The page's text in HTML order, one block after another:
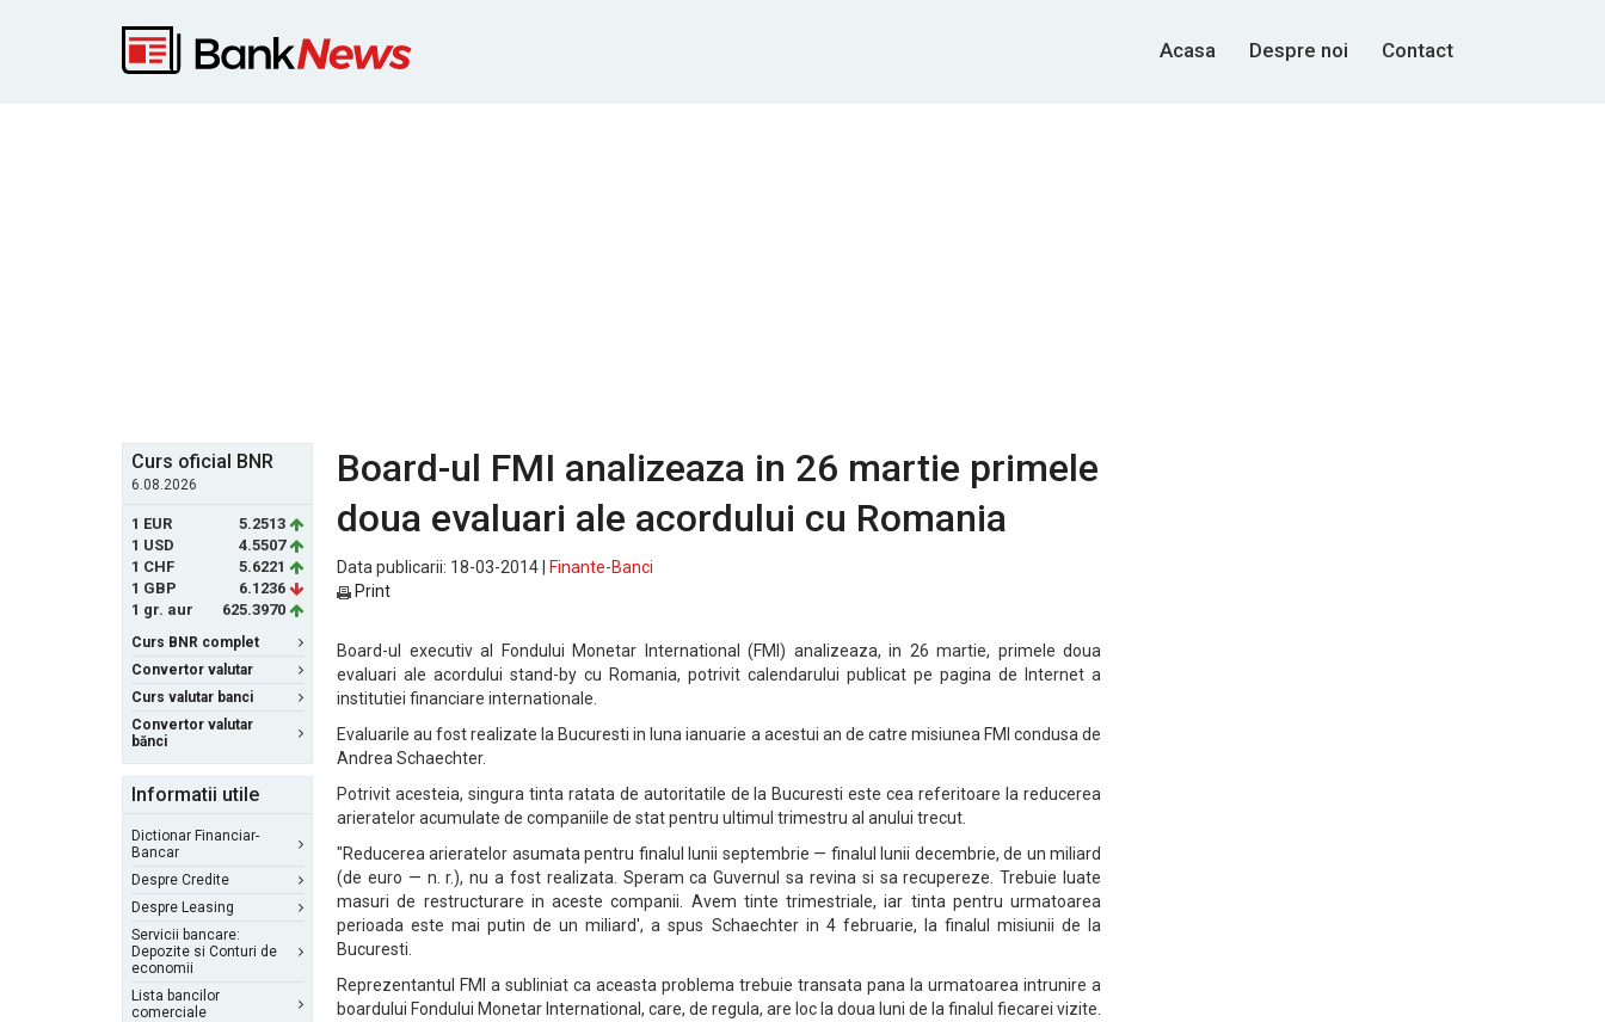
Acasa Despre noi Contact
Curs oficial BNR
6.08.2026
1 EUR
5.2513
1 USD
4.5507
1 CHF
5.6221
1 GBP
6.1236
1 gr. aur
625.3970
Curs BNR complet
Convertor valutar
Curs valutar banci
Convertor valutar
bănci
Informatii utile
Dictionar Financiar-
Bancar
Despre Credite
Despre Leasing
Servicii bancare:
Depozite si Conturi de
economii
Lista bancilor
comerciale
Board-ul FMI analizeaza in 26 martie primele
doua evaluari ale acordului cu Romania
Data publicarii: 18-03-2014 |
Finante-Banci
Print
Board-ul executiv al Fondului Monetar International (FMI) analizeaza, in 26 martie, primele doua
evaluari ale acordului stand-by cu Romania, potrivit calendarului publicat pe pagina de Internet a
institutiei financiare internationale.
Evaluarile au fost realizate la Bucuresti in luna ianuarie a acestui an de catre misiunea FMI condusa de
Andrea Schaechter.
Potrivit acesteia, singura tinta ratata de autoritatile de la Bucuresti este cea referitoare la reducerea
arieratelor acumulate de companiile de stat pentru ultimul trimestru al anului trecut.
"Reducerea arieratelor asumata pentru finalul lunii septembrie — finalul lunii decembrie, de un miliard
(de euro — n. r.), nu a fost realizata. Speram ca Guvernul sa revina si sa recupereze. Trebuie luate
masuri de restructurare in aceste companii. Avem tinte trimestriale, iar tinta pentru urmatoarea
perioada este mai putin de un miliard', a spus Schaechter in 4 februarie, la finalul misiunii de la
Bucuresti.
Reprezentantul FMI a subliniat ca aceasta problema trebuie transata pana la urmatoarea intrunire a
boardului Fondului Monetar International, care, de regula, are loc la doua luni de la finalul fiecarei vizite.